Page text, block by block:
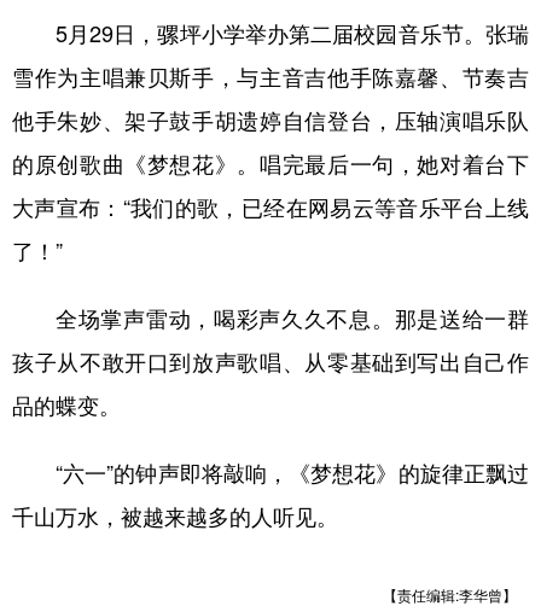
5月29日，骡坪小学举办第二届校园音乐节。张瑞
雪作为主唱兼贝斯手，与主音吉他手陈嘉馨、节奏吉
他手朱妙、架子鼓手胡遗婷自信登台，压轴演唱乐队
的原创歌曲《梦想花》。唱完最后一句，她对着台下
大声宣布：“我们的歌，已经在网易云等音乐平台上线
了！”
全场掌声雷动，喝彩声久久不息。那是送给一群
孩子从不敢开口到放声歌唱、从零基础到写出自己作
品的蝶变。
“六一”的钟声即将敲响，《梦想花》的旋律正飘过
千山万水，被越来越多的人听见。
【责任编辑:李华曾】